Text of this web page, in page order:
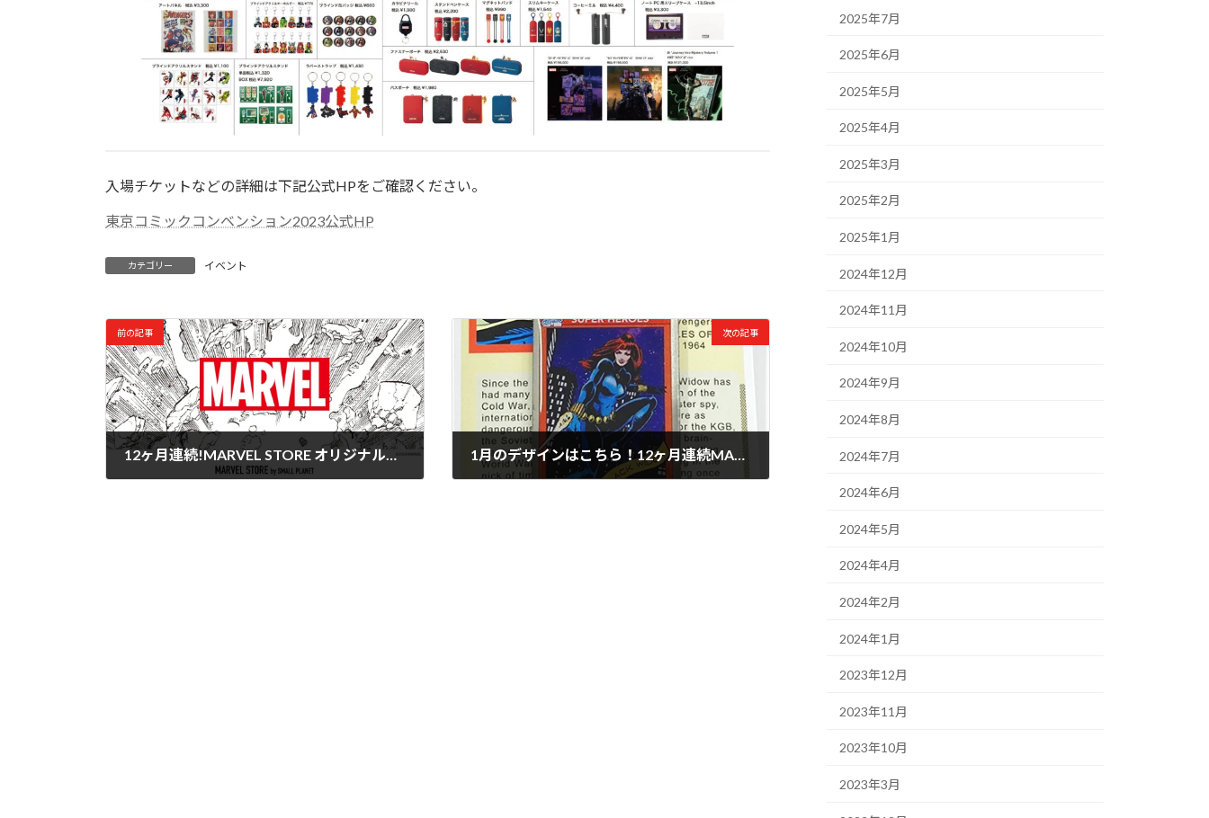
入場チケットなどの詳細は下記公式HPをご確認ください。
東京コミックコンベンション2023公式HP
カテゴリー イベント
前の記事
12ヶ月連続!MARVEL STORE オリジナルピンズ プレゼントキャンペーン
次の記事
1月のデザインはこちら！12ヶ月連続MARVEL STORE オリジナルピンズ プレゼントキャンペーン
2025年7月
2025年6月
2025年5月
2025年4月
2025年3月
2025年2月
2025年1月
2024年12月
2024年11月
2024年10月
2024年9月
2024年8月
2024年7月
2024年6月
2024年5月
2024年4月
2024年2月
2024年1月
2023年12月
2023年11月
2023年10月
2023年3月